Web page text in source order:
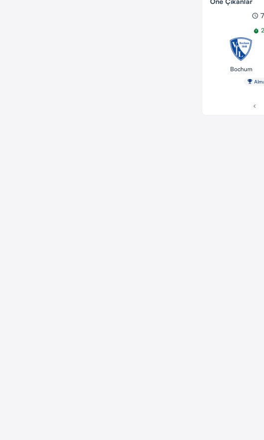
schedule
timer
Bochum
emoji_events
chevron_left